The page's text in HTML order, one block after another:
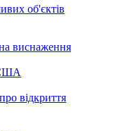
об'єктів
виснаження
відкриття